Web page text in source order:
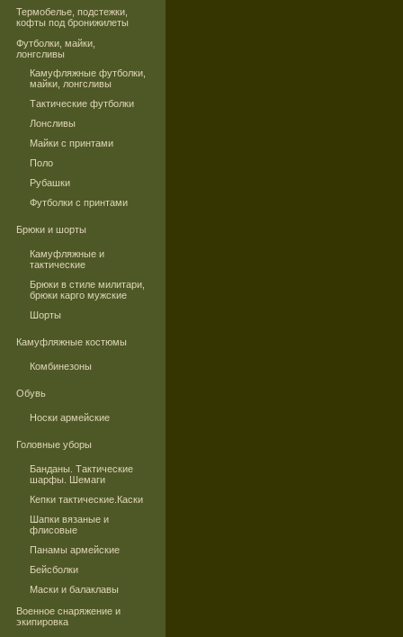
Термобелье, подстежки,
кофты под бронижилеты
Футболки, майки,
лонгсливы
Камуфляжные футболки,
майки, лонгсливы
Тактические футболки
Лонсливы
Майки с принтами
Поло
Рубашки
Футболки с принтами
Брюки и шорты
Камуфляжные и
тактические
Брюки в стиле милитари,
брюки карго мужские
Шорты
Камуфляжные костюмы
Комбинезоны
Обувь
Носки армейские
Головные уборы
Банданы. Тактические
шарфы. Шемаги
Кепки тактические.Каски
Шапки вязаные и
флисовые
Панамы армейские
Бейсболки
Маски и балаклавы
Военное снаряжение и
экипировка